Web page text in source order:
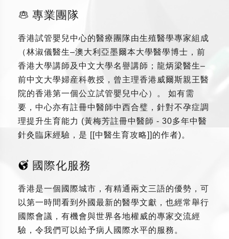
專業團隊
香港試管嬰兒中心的醫療團隊由生殖醫學專家組成
（林淑儀醫生–澳大利亞墨爾本大學醫學博士，前
香港大學講師及中文大學名譽講師；龍炳梁醫生–
前中文大學婦産科教授，曾主理香港威爾斯親王醫
院的香港第一個公立試管嬰兒中心）。 如有需
要，中心亦有註冊中醫師中西合璧，針對不孕症調
理提升生育能力 (黃梅芳註冊中醫師 - 30多年中醫
針灸臨床經驗，是 [[中醫生育攻略]]的作者)。
國際化服務
香港是一個國際城市，有精通兩文三語的優勢，可
以第一時間看到外國最新的醫學文獻，也經常舉行
國際會議，有機會與世界各地權威的專家交流經
驗，令我們可以給予病人國際水平的服務。